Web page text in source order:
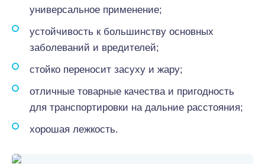
универсальное применение;
устойчивость к большинству основных
заболеваний и вредителей;
стойко переносит засуху и жару;
отличные товарные качества и пригодность
для транспортировки на дальние расстояния;
хорошая лежкость.